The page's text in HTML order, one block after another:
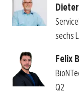
sechs
Felix
Q2